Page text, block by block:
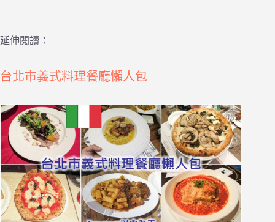
延伸閱讀：
台北市義式料理餐廳懶人包